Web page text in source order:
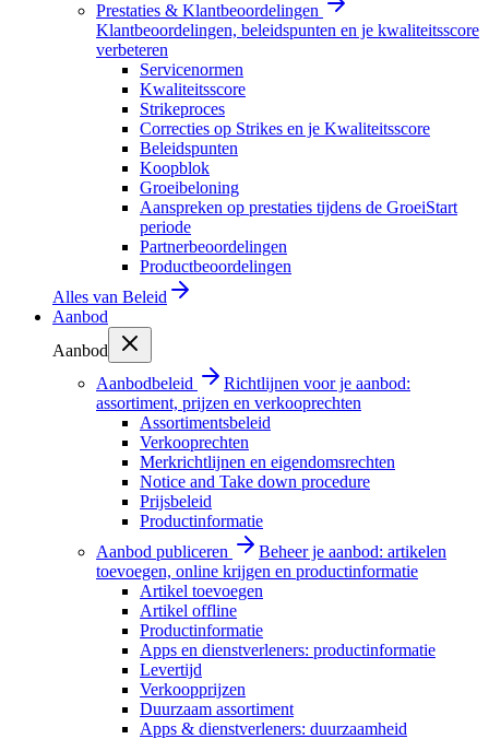
Prestaties & Klantbeoordelingen
Klantbeoordelingen, beleidspunten en je kwaliteitsscore
verbeteren
Servicenormen
Kwaliteitsscore
Strikeproces
Correcties op Strikes en je Kwaliteitsscore
Beleidspunten
Koopblok
Groeibeloning
Aanspreken op prestaties tijdens de GroeiStart
periode
Partnerbeoordelingen
Productbeoordelingen
Alles van Beleid
Aanbod
Aanbod
Aanbodbeleid
Richtlijnen voor je aanbod:
assortiment, prijzen en verkooprechten
Assortimentsbeleid
Verkooprechten
Merkrichtlijnen en eigendomsrechten
Notice and Take down procedure
Prijsbeleid
Productinformatie
Aanbod publiceren
Beheer je aanbod: artikelen
toevoegen, online krijgen en productinformatie
Artikel toevoegen
Artikel offline
Productinformatie
Apps en dienstverleners: productinformatie
Levertijd
Verkoopprijzen
Duurzaam assortiment
Apps & dienstverleners: duurzaamheid